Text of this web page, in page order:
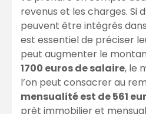
revenus et les charges. Si
peuvent être intégrés
est essentiel de préciser
peut augmenter le
1700 euros de salaire, le
l’on peut consacrer au
mensualité est de 561
prêt immobilier et